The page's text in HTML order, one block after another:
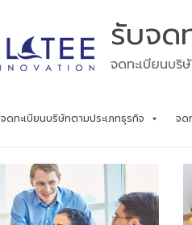
รับจด
จดทะเบียนบริ
จดทะเบียนบริษัทตามประเภทธุรกิจ จด